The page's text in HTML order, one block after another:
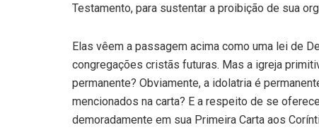
Testamento, para sustentar a proibição de sua
Elas vêem a passagem acima como uma lei de
congregações cristãs futuras. Mas a igreja
permanente? Obviamente, a idolatria é
mencionados na carta? E a respeito de se
demoradamente em sua Primeira Carta aos